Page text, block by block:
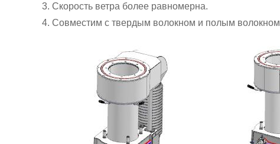
3. Скорость ветра более равномерна.
4. Совместим с твердым волокном и полым волокном